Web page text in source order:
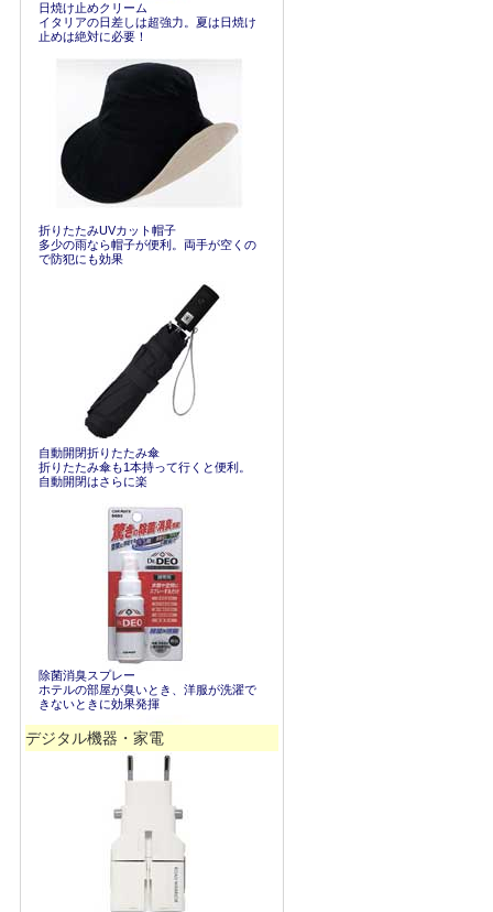
日焼け止めクリーム
イタリアの日差しは超強力。夏は日焼け
止めは絶対に必要！
折りたたみUVカット帽子
多少の雨なら帽子が便利。両手が空くの
で防犯にも効果
自動開閉折りたたみ傘
折りたたみ傘も1本持って行くと便利。
自動開閉はさらに楽
除菌消臭スプレー
ホテルの部屋が臭いとき、洋服が洗濯で
きないときに効果発揮
デジタル機器・家電